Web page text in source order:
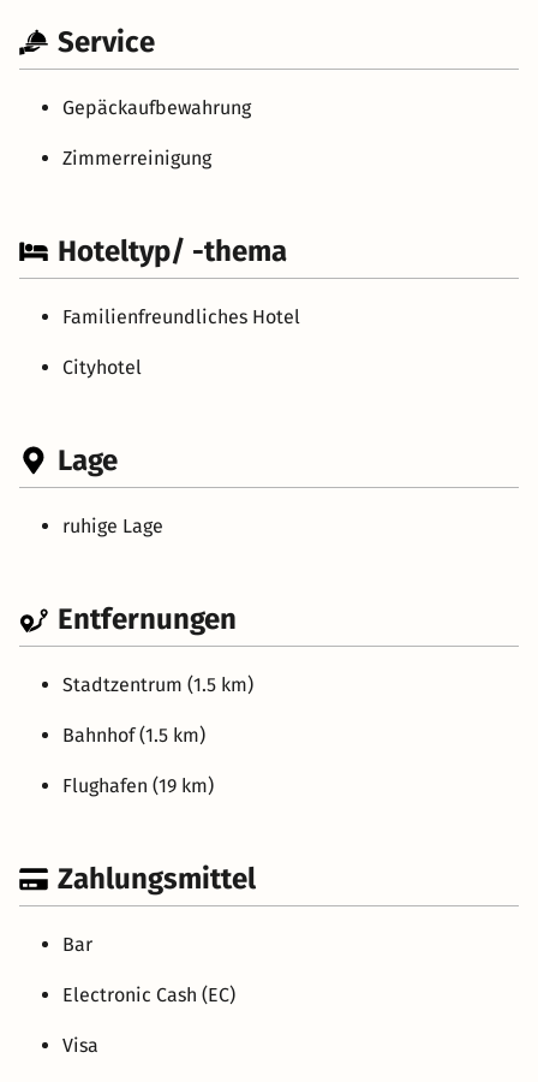
Service
Gepäckaufbewahrung
Zimmerreinigung
Hoteltyp/ -thema
Familienfreundliches Hotel
Cityhotel
Lage
ruhige Lage
Entfernungen
Stadtzentrum (1.5 km)
Bahnhof (1.5 km)
Flughafen (19 km)
Zahlungsmittel
Bar
Electronic Cash (EC)
Visa